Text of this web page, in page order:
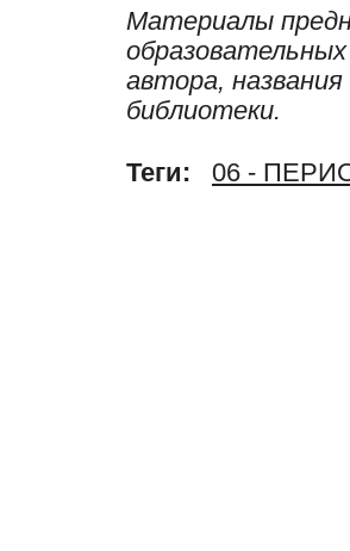
Материалы
автора,
библиотеки.
Теги: 06 -